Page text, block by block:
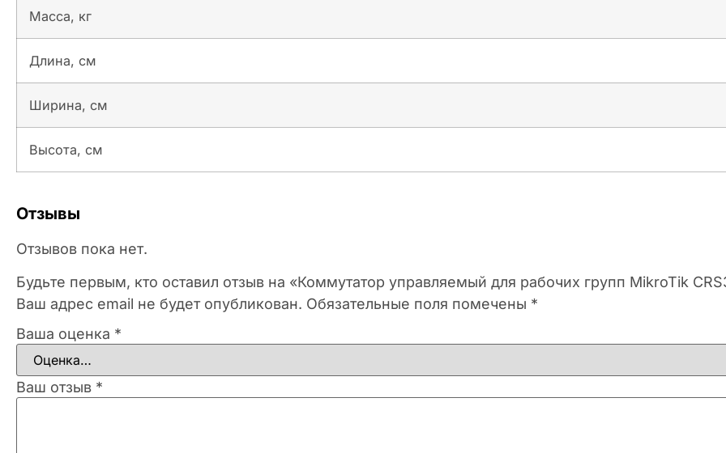
Масса, кг
Длина, см
Ширина, см
Высота, см
Отзывы
Отзывов пока нет.
Будьте первым, кто оставил отзыв на «Коммутатор управляемый для рабочих групп MikroTik
Ваш адрес email не будет опубликован. Обязательные поля помечены *
Ваша оценка *
Ваш отзыв *